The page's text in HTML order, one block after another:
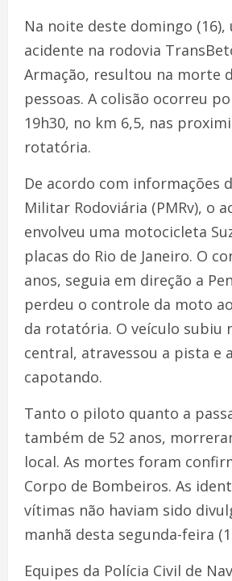
Na noite deste domingo (16),
acidente na rodovia
Armação, resultou na morte
pessoas. A colisão ocorreu
19h30, no km 6,5, nas
rotatória.
De acordo com informações
Militar Rodoviária (PMRv), o
envolveu uma motocicleta
placas do Rio de Janeiro. O
anos, seguia em direção a
perdeu o controle da moto
da rotatória. O veículo subiu
central, atravessou a pista e
capotando.
Tanto o piloto quanto a
também de 52 anos,
local. As mortes foram
Corpo de Bombeiros. As
vítimas não haviam sido
manhã desta segunda-feira
Equipes da Polícia Civil de